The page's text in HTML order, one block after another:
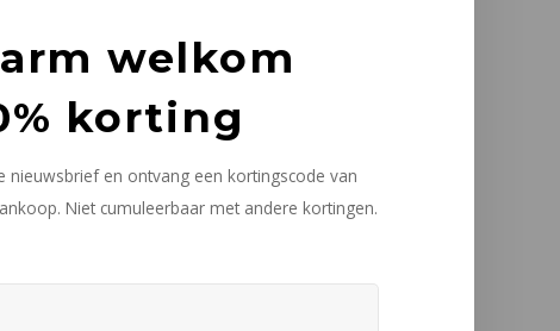
welkom
korting
nieuwsbrief en ontvang een kortingscode van
Niet cumuleerbaar met andere kortingen.